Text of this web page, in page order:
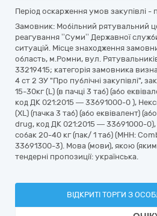
Період оскарження умов закупівлі -
Замовник: Мобільний рятувальний
реагування ʼʼСумиʼʼ Державної
ситуацій. Місце знаходження
область, м.Ромни, вул.
33219415; категорія замовника
4 ст 2 ЗУ "Про публічні закупівлі",
15-30кг (L) (в пачці 3 таб) (або
код ДК 021:2015 — 33691000-0 ),
(XL) (пачка 3 таб) (або еквівалент)
drug, код ДК 021:2015 — 33691000-0),
собак 20-40 кг (пак/ 1 таб) (МНН:
33691300-3). Мова (мови), якою
тендерні пропозиції: українська.
ВІДКРИТІ ТОРГИ З